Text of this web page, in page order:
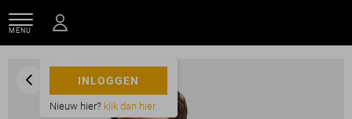
MENU
INLOGGEN
Nieuw hier? klik dan hier